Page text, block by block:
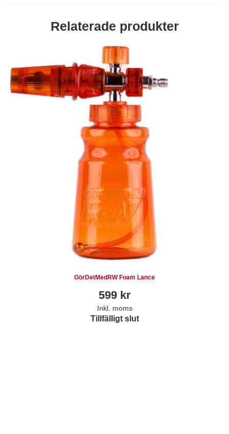
Relaterade produkter
GörDetMedRW Foam Lance
599kr
Inkl. moms
Tillfälligt slut